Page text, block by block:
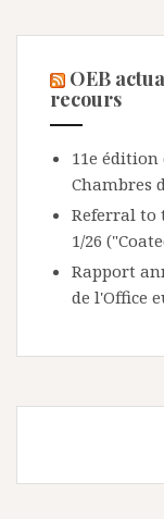
OEB
recours
11e édition
Chambres
Referral to
1/26
Rapport
de l'Office